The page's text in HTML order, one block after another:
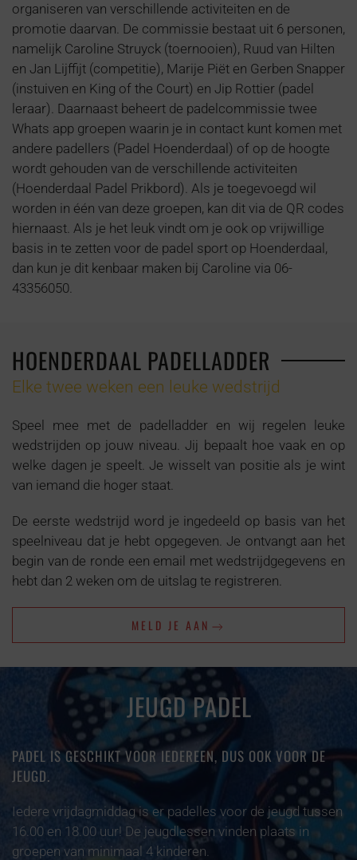
organiseren van verschillende activiteiten en de
promotie daarvan. De commissie bestaat uit 6 personen,
namelijk Caroline Struyck (toernooien), Ruud van Hilten
en Jan Lijffijt (competitie), Marije Piët en Gerben Snapper
(instuiven en King of the Court) en Jip Rottier (padel
leraar). Daarnaast beheert de padelcommissie twee
Whats app groepen waarin je in contact kunt komen met
andere padellers (Padel Hoenderdaal) of op de hoogte
wordt gehouden van de verschillende activiteiten
(Hoenderdaal Padel Prikbord). Als je toegevoegd wil
worden in één van deze groepen, kan dit via de QR codes
hiernaast. Als je het leuk vindt om je ook op vrijwillige
basis in te zetten voor de padel sport op Hoenderdaal,
dan kun je dit kenbaar maken bij Caroline via 06-
43356050.
HOENDERDAAL PADELLADDER
Elke twee weken een leuke wedstrijd
Speel mee met de padelladder en wij regelen leuke
wedstrijden op jouw niveau. Jij bepaalt hoe vaak en op
welke dagen je speelt. Je wisselt van positie als je wint
van iemand die hoger staat.
De eerste wedstrijd word je ingedeeld op basis van het
speelniveau dat je hebt opgegeven. Je ontvangt aan het
begin van de ronde een email met wedstrijdgegevens en
hebt dan 2 weken om de uitslag te registreren.
MELD JE AAN
JEUGD PADEL
PADEL IS GESCHIKT VOOR IEDEREEN, DUS OOK VOOR DE
JEUGD.
Iedere vrijdagmiddag is er padelles voor de jeugd tussen
16.00 en 18.00 uur! De jeugdlessen vinden plaats in
groepen van minimaal 4 kinderen.